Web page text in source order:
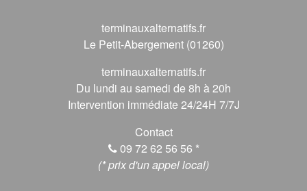
terminauxalternatifs.fr
Le Petit-Abergement (01260)
terminauxalternatifs.fr
Du lundi au samedi de 8h à 20h
Intervention immédiate 24/24H 7/7J
Contact
09 72 62 56 56 *
(* prix d'un appel local)